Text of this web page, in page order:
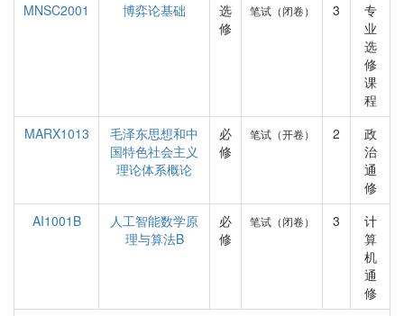
MNSC2001
博弈论基础
选
修
笔试（闭卷） 3
专
业
选
修
课
程
MARX1013
毛泽东思想和中
国特色社会主义
理论体系概论
必
修
笔试（开卷） 2
政
治
通
修
AI1001B
人工智能数学原
理与算法B
必
修
笔试（闭卷） 3
计
算
机
通
修